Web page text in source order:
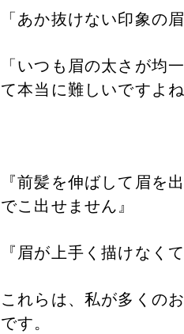
「あか抜けない印象の
「いつも眉の太さが
て本当に難しいですよ
『前髪を伸ばして眉を
でこ出せません』
『眉が上手く描けなく
これらは、私が多くの
です。